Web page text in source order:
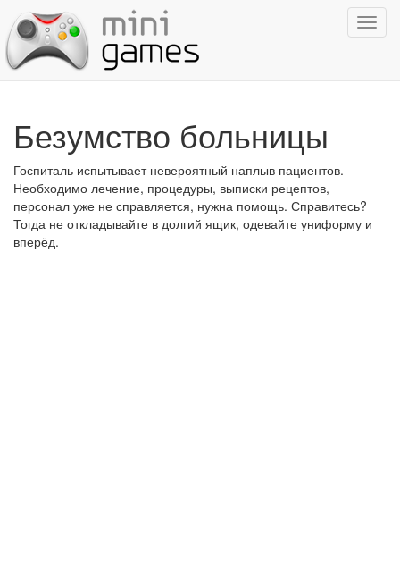
Безумство больницы
Госпиталь испытывает невероятный наплыв пациентов.
Необходимо лечение, процедуры, выписки рецептов,
персонал уже не справляется, нужна помощь. Справитесь?
Тогда не откладывайте в долгий ящик, одевайте униформу и
вперёд.